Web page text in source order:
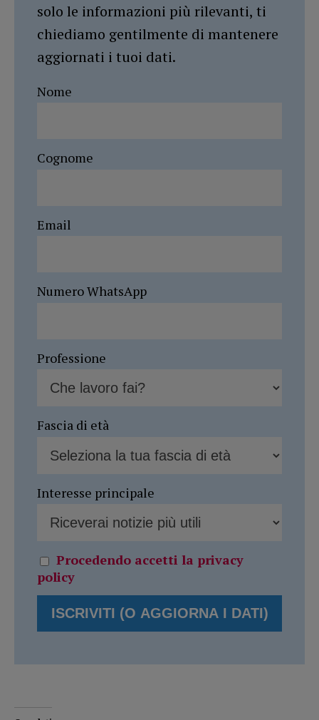
solo le informazioni più rilevanti, ti
chiediamo gentilmente di mantenere
aggiornati i tuoi dati.
Nome
Cognome
Email
Numero WhatsApp
Professione
Fascia di età
Interesse principale
Procedendo accetti la privacy
policy